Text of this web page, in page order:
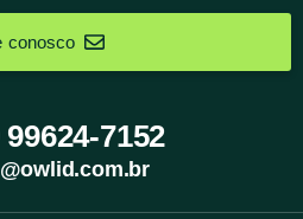
conosco
99624-7152